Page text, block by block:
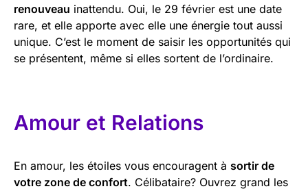
renouveau inattendu. Oui, le 29 février est une date
rare, et elle apporte avec elle une énergie tout aussi
unique. C’est le moment de saisir les opportunités qui
se présentent, même si elles sortent de l’ordinaire.
Amour et Relations
En amour, les étoiles vous encouragent à sortir de
votre zone de confort. Célibataire? Ouvrez grand les